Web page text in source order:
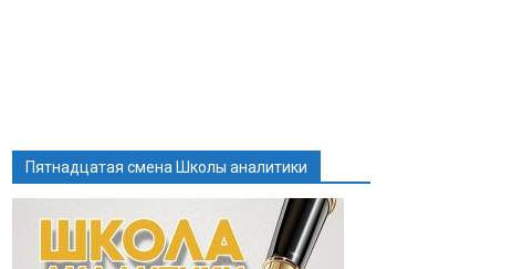
Пятнадцатая смена Школы аналитики